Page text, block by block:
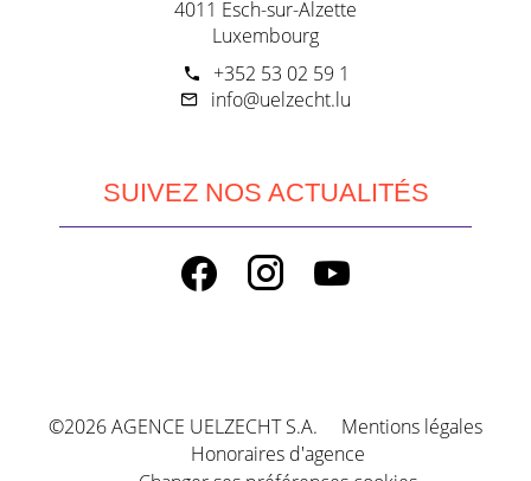
4011 Esch-sur-Alzette
Luxembourg
+352 53 02 59 1
info@uelzecht.lu
SUIVEZ NOS ACTUALITÉS
©2026 AGENCE UELZECHT S.A.
Mentions légales
Honoraires d'agence